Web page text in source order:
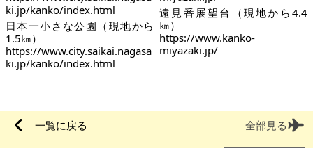
日本一小さな公園（現地から
1.5㎞）
https://www.city.saikai.nagasa
ki.jp/kanko/index.html
遠見番展望台（現地から4.4
㎞）
https://www.kanko-
miyazaki.jp/
一覧に戻る 全部見る